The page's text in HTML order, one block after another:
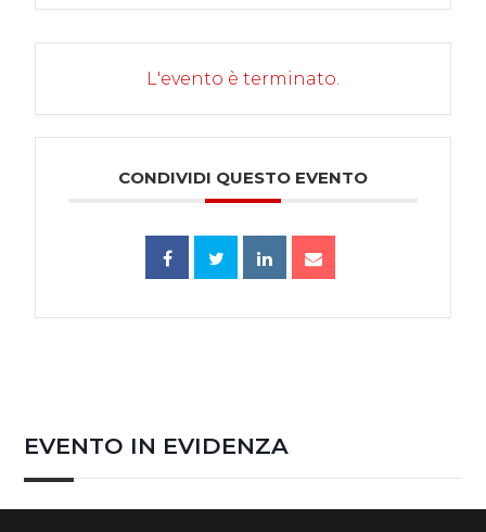
L'evento è terminato.
CONDIVIDI QUESTO EVENTO
EVENTO IN EVIDENZA